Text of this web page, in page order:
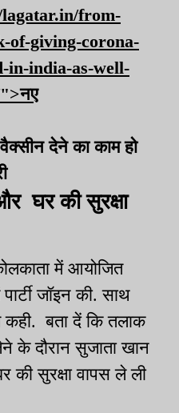
from-
of-giving-corona-
in-india-as-well-
देने का काम हो
घर की सुरक्षा
में आयोजित
जॉइन की. साथ
कही. बता दें कि तलाक
के दौरान सुजाता खान
की सुरक्षा वापस ले ली